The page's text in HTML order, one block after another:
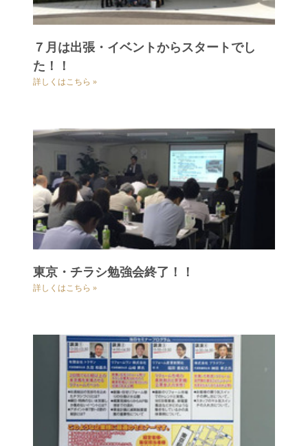
７月は出張・イベントからスタートでし
た！！
詳しくはこちら »
東京・チラシ勉強会終了！！
詳しくはこちら »